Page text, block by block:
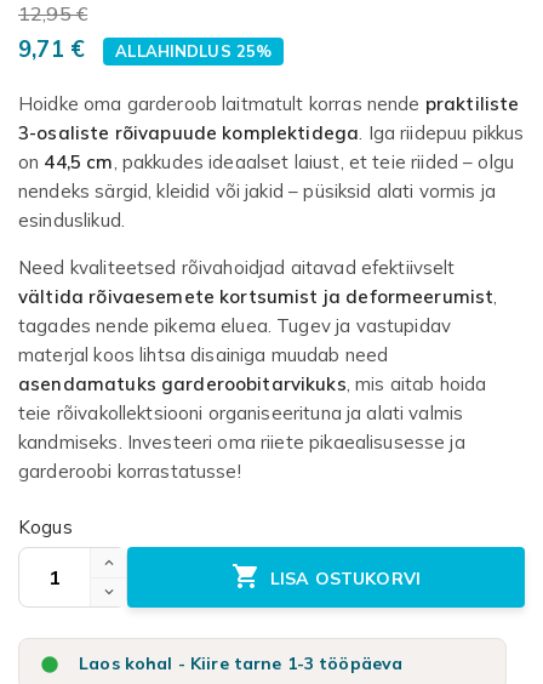
12,95 €
9,71 € ALLAHINDLUS 25%
Hoidke oma garderoob laitmatult korras nende praktiliste
3-osaliste rõivapuude komplektidega. Iga riidepuu pikkus
on 44,5 cm, pakkudes ideaalset laiust, et teie riided – olgu
nendeks särgid, kleidid või jakid – püsiksid alati vormis ja
esinduslikud.
Need kvaliteetsed rõivahoidjad aitavad efektiivselt
vältida rõivaesemete kortsumist ja deformeerumist,
tagades nende pikema eluea. Tugev ja vastupidav
materjal koos lihtsa disainiga muudab need
asendamatuks garderoobitarvikuks, mis aitab hoida
teie rõivakollektsiooni organiseerituna ja alati valmis
kandmiseks. Investeeri oma riiete pikaealisusesse ja
garderoobi korrastatusse!
Kogus
 LISA OSTUKORVI
 Laos kohal - Kiire tarne 1-3 tööpäeva